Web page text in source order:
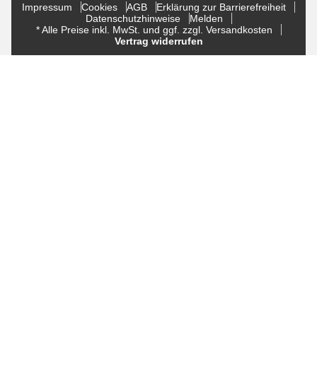
Impressum Cookies AGB
Erklärung zur Barrierefreiheit
Datenschutzhinweise
Melden
* Alle Preise inkl. MwSt. und ggf. zzgl. Versandkosten
Vertrag widerrufen